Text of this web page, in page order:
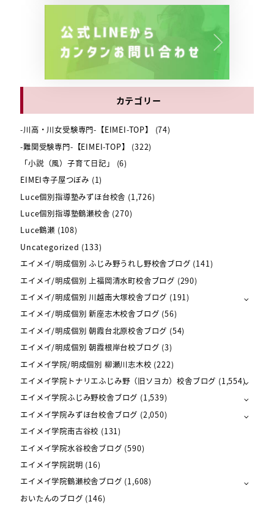
カテゴリー
-川高・川女受験専門-【EIMEI-TOP】
(74)
-難関受験専門-【EIMEI-TOP】
(322)
「小説（風）子育て日記」
(6)
EIMEI寺子屋つぼみ (1)
Luce個別指導塾みずほ台校舎 (1,726)
Luce個別指導塾鶴瀬校舎 (270)
Luce鶴瀬 (108)
Uncategorized (133)
エイメイ/明成個別 ふじみ野うれし野校舎ブログ (141)
エイメイ/明成個別 上福岡清水町校舎ブログ (290)
エイメイ/明成個別 川越南大塚校舎ブログ (191)
エイメイ/明成個別 新座志木校舎ブログ (56)
エイメイ/明成個別 朝霞台北原校舎ブログ (54)
エイメイ/明成個別 朝霞根岸台校ブログ (3)
エイメイ学院/明成個別 柳瀬川志木校 (222)
エイメイ学院トナリエふじみ野（旧ソヨカ）校舎ブログ (1,554)
エイメイ学院ふじみ野校舎ブログ (1,539)
エイメイ学院みずほ台校舎ブログ (2,050)
エイメイ学院南古谷校 (131)
エイメイ学院水谷校舎ブログ (590)
エイメイ学院説明 (16)
エイメイ学院鶴瀬校舎ブログ (1,608)
おいたんのブログ (146)